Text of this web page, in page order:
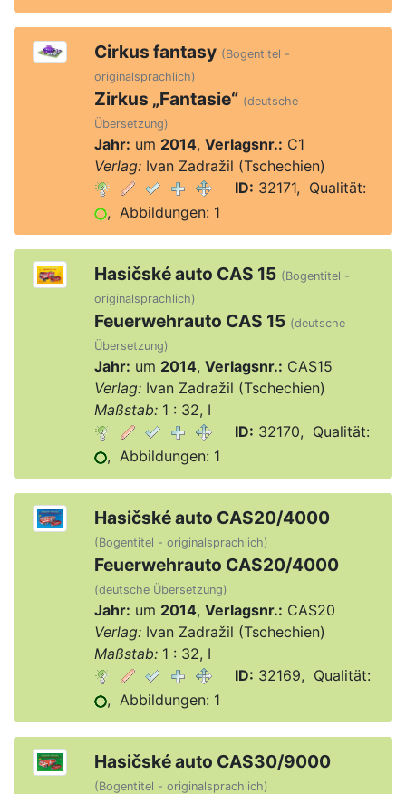
Cirkus fantasy (Bogentitel -
originalsprachlich)
Zirkus „Fantasie“ (deutsche
Übersetzung)
Jahr: um 2014, Verlagsnr.: C1
Verlag:Ivan Zadražil (Tschechien)
ID: 32171, Qualität:
, Abbildungen: 1
Hasičské auto CAS 15 (Bogentitel -
originalsprachlich)
Feuerwehrauto CAS 15 (deutsche
Übersetzung)
Jahr: um 2014, Verlagsnr.: CAS15
Verlag:Ivan Zadražil (Tschechien)
Maßstab:1 : 32, I
ID: 32170, Qualität:
, Abbildungen: 1
Hasičské auto CAS20/4000
(Bogentitel - originalsprachlich)
Feuerwehrauto CAS20/4000
(deutsche Übersetzung)
Jahr: um 2014, Verlagsnr.: CAS20
Verlag:Ivan Zadražil (Tschechien)
Maßstab:1 : 32, I
ID: 32169, Qualität:
, Abbildungen: 1
Hasičské auto CAS30/9000
(Bogentitel - originalsprachlich)